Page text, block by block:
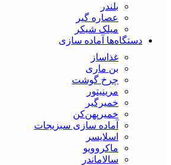
بلندر
عصاره گیر
میلک شیکر
دستگاه‌ها آماده سازی
غذاساز
بن ماری
چرخ گوشت
مرینیتور
خمیرگیر
خمیر‌پهن‌کن
آماده سازی سبزیجات
اسلایسر
ماکروویو
سالاماندر